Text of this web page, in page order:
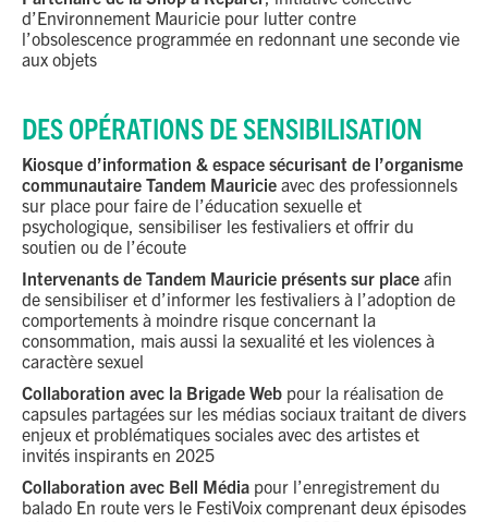
d’Environnement Mauricie pour lutter contre
l’obsolescence programmée en redonnant une seconde vie
aux objets
DES OPÉRATIONS DE SENSIBILISATION
Kiosque d’information & espace sécurisant de l’organisme
communautaire Tandem Mauricie avec des professionnels
sur place pour faire de l’éducation sexuelle et
psychologique, sensibiliser les festivaliers et offrir du
soutien ou de l’écoute
Intervenants de Tandem Mauricie présents sur place afin
de sensibiliser et d’informer les festivaliers à l’adoption de
comportements à moindre risque concernant la
consommation, mais aussi la sexualité et les violences à
caractère sexuel
Collaboration avec la Brigade Web pour la réalisation de
capsules partagées sur les médias sociaux traitant de divers
enjeux et problématiques sociales avec des artistes et
invités inspirants en 2025
Collaboration avec Bell Média pour l’enregistrement du
balado En route vers le FestiVoix comprenant deux épisodes